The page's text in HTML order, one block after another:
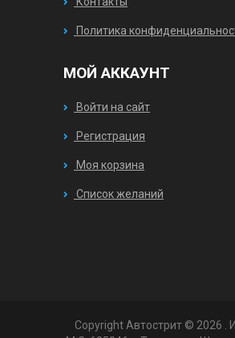
Политика
МОЙ АККАУНТ
Войти на сайт
Регистрация
Моя корзина
Список желаний
Copyright Автострит © 2026